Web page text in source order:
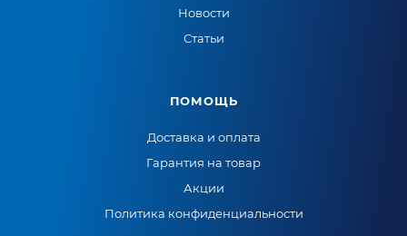
Новости
Статьи
ПОМОЩЬ
Доставка и оплата
Гарантия на товар
Акции
Политика конфиденциальности